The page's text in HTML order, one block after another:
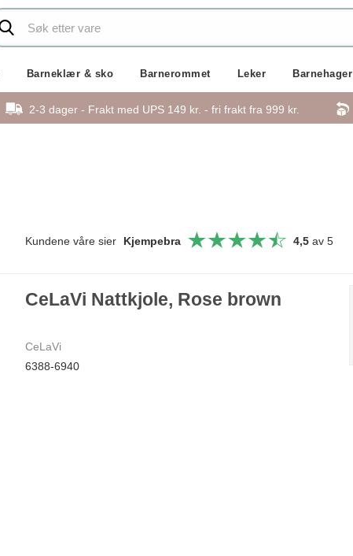
Barneklær & sko Barnerommet Leker Barnehager
2-3 dager - Frakt med UPS 149 kr. - fri frakt fra 999 kr.
Kundene våre sier Kjempebra 4,5 av 5
CeLaVi Nattkjole, Rose brown
CeLaVi
6388-6940